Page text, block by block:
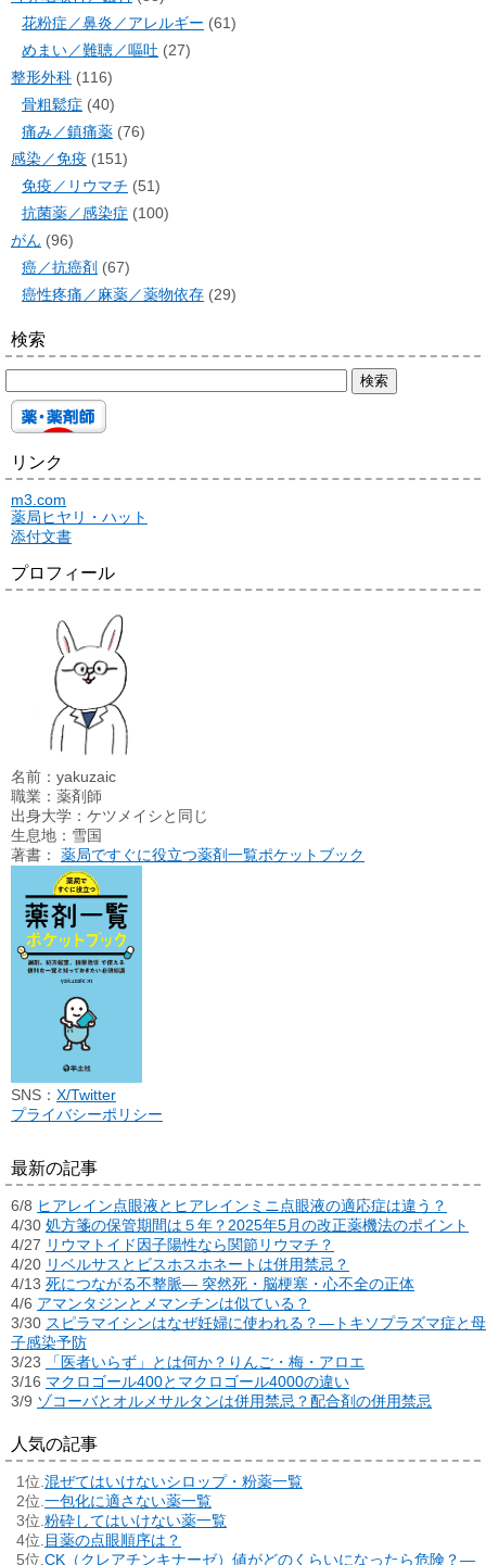
花粉症／鼻炎／アレルギー (61)
めまい／難聴／嘔吐 (27)
整形外科 (116)
骨粗鬆症 (40)
痛み／鎮痛薬 (76)
感染／免疫 (151)
免疫／リウマチ (51)
抗菌薬／感染症 (100)
がん (96)
癌／抗癌剤 (67)
癌性疼痛／麻薬／薬物依存 (29)
検索
リンク
m3.com
薬局ヒヤリ・ハット
添付文書
プロフィール
名前：yakuzaic
職業：薬剤師
出身大学：ケツメイシと同じ
生息地：雪国
著書： 薬局ですぐに役立つ薬剤一覧ポケットブック
SNS： X/Twitter
プライバシーポリシー
最新の記事
6/8 ヒアレイン点眼液とヒアレインミニ点眼液の適応症は違う？
4/30 処方箋の保管期間は５年？2025年5月の改正薬機法のポイント
4/27 リウマトイド因子陽性なら関節リウマチ？
4/20 リベルサスとビスホスホネートは併用禁忌？
4/13 死につながる不整脈― 突然死・脳梗塞・心不全の正体
4/6 アマンタジンとメマンチンは似ている？
3/30 スピラマイシンはなぜ妊婦に使われる？―トキソプラズマ症と母
子感染予防
3/23
「医者いらず」とは何か？りんご・梅・アロエ
3/16 マクロゴール400とマクロゴール4000の違い
3/9 ゾコーバとオルメサルタンは併用禁忌？配合剤の併用禁忌
人気の記事
混ぜてはいけないシロップ・粉薬一覧
一包化に適さない薬一覧
粉砕してはいけない薬一覧
目薬の点眼順序は？
CK（クレアチンキナーゼ）値がどのくらいになったら危険？―